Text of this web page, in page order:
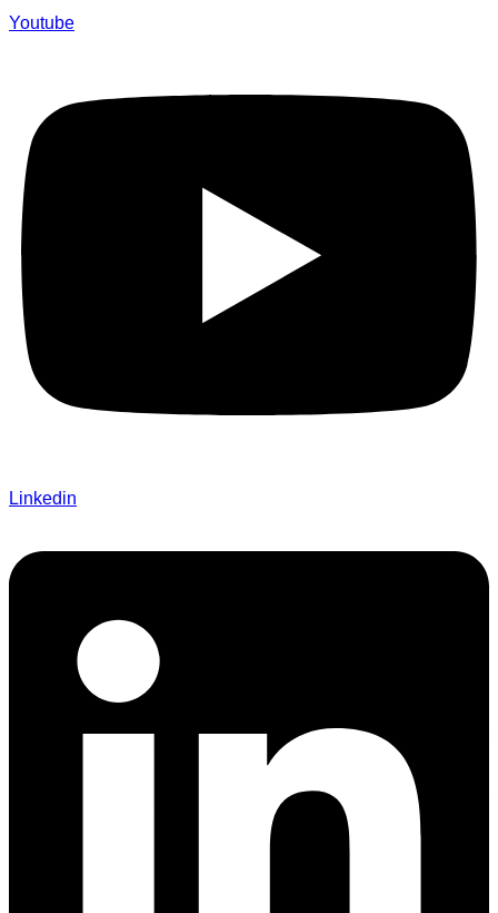
Youtube
Linkedin